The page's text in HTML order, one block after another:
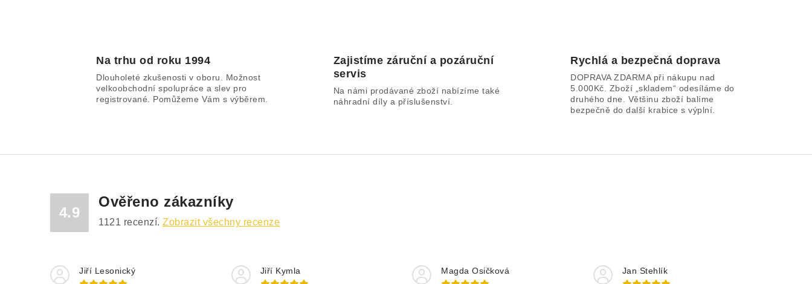
Na trhu od roku 1994
Dlouholeté zkušenosti v oboru. Možnost
velkoobchodní spolupráce a slev pro
registrované. Pomůžeme Vám s výběrem.
Zajistíme záruční a pozáruční
servis
Na námi prodávané zboží nabízíme také
náhradní díly a příslušenství.
Rychlá a bezpečná doprava
DOPRAVA ZDARMA při nákupu nad
5.000Kč. Zboží „skladem“ odesíláme do
druhého dne. Většinu zboží balíme
bezpečně do další krabice s výplní.
4.9
Ověřeno zákazníky
1121 recenzí. Zobrazit všechny recenze
Jiří Lesonický Jiří Kymla Magda Osičková Jan Stehlík